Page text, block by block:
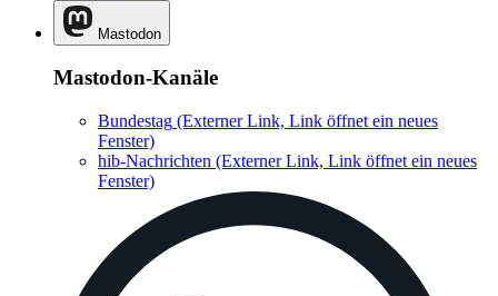
Mastodon
Mastodon-Kanäle
Bundestag (Externer Link, Link öffnet ein neues
Fenster)
hib-Nachrichten (Externer Link, Link öffnet ein neues
Fenster)